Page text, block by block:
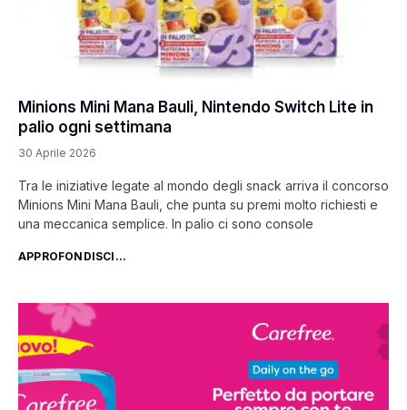
Minions Mini Mana Bauli, Nintendo Switch Lite in
palio ogni settimana
30 Aprile 2026
Tra le iniziative legate al mondo degli snack arriva il concorso
Minions Mini Mana Bauli, che punta su premi molto richiesti e
una meccanica semplice. In palio ci sono console
APPROFONDISCI...